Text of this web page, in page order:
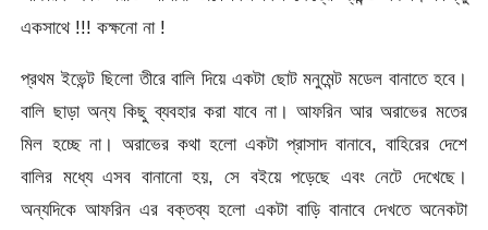
একসাথে !!! কক্ষনো না !
প্রথম ইভেন্ট ছিলো তীরে বালি দিয়ে একটা ছোট মনুমেন্ট মডেল বানাতে হবে।
বালি ছাড়া অন্য কিছু ব্যবহার করা যাবে না। আফরিন আর অরাভের মতের
মিল হচ্ছে না। অরাভের কথা হলো একটা প্রাসাদ বানাবে, বাহিরের দেশে
বালির মধ্যে এসব বানানো হয়, সে বইয়ে পড়েছে এবং নেটে দেখেছে।
অন্যদিকে আফরিন এর বক্তব্য হলো একটা বাড়ি বানাবে দেখতে অনেকটা